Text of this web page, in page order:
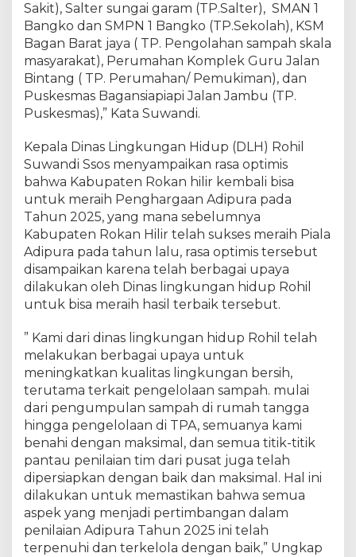
Sakit), Salter sungai garam (TP.Salter), SMAN 1
Bangko dan SMPN 1 Bangko (TP.Sekolah), KSM
Bagan Barat jaya ( TP. Pengolahan sampah skala
masyarakat), Perumahan Komplek Guru Jalan
Bintang ( TP. Perumahan/ Pemukiman), dan
Puskesmas Bagansiapiapi Jalan Jambu (TP.
Puskesmas),” Kata Suwandi.
Kepala Dinas Lingkungan Hidup (DLH) Rohil
Suwandi Ssos menyampaikan rasa optimis
bahwa Kabupaten Rokan hilir kembali bisa
untuk meraih Penghargaan Adipura pada
Tahun 2025, yang mana sebelumnya
Kabupaten Rokan Hilir telah sukses meraih Piala
Adipura pada tahun lalu, rasa optimis tersebut
disampaikan karena telah berbagai upaya
dilakukan oleh Dinas lingkungan hidup Rohil
untuk bisa meraih hasil terbaik tersebut.
” Kami dari dinas lingkungan hidup Rohil telah
melakukan berbagai upaya untuk
meningkatkan kualitas lingkungan bersih,
terutama terkait pengelolaan sampah. mulai
dari pengumpulan sampah di rumah tangga
hingga pengelolaan di TPA, semuanya kami
benahi dengan maksimal, dan semua titik-titik
pantau penilaian tim dari pusat juga telah
dipersiapkan dengan baik dan maksimal. Hal ini
dilakukan untuk memastikan bahwa semua
aspek yang menjadi pertimbangan dalam
penilaian Adipura Tahun 2025 ini telah
terpenuhi dan terkelola dengan baik,” Ungkap